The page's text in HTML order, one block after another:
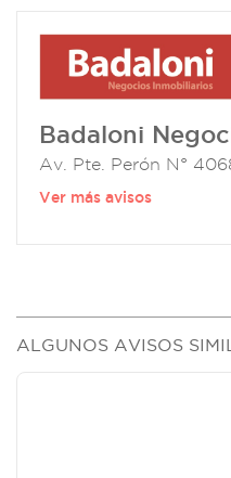
Badaloni
Av. Pte. Perón N°
Ver más avisos
ALGUNOS AVISOS